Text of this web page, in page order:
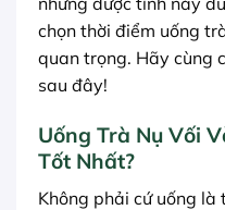
chọn thời điểm uống
quan trọng. Hãy cùng
sau đây!
Uống Trà Nụ Vối
Tốt Nhất?
Không phải cứ uống